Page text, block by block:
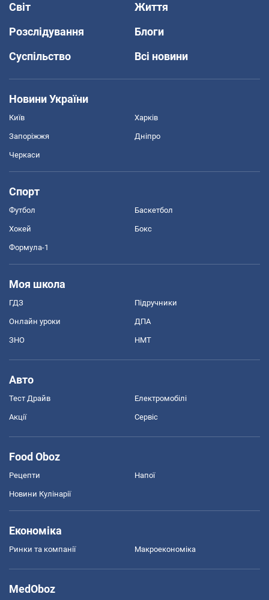
Світ
Життя
Розслідування
Блоги
Суспільство
Всі новини
Новини України
Київ Харків
Запоріжжя Дніпро
Черкаси
Спорт
Футбол Баскетбол
Хокей Бокс
Формула-1
Моя школа
ГДЗ Підручники
Онлайн уроки ДПА
ЗНО НМТ
Авто
Тест Драйв Електромобілі
Акції Сервіс
Food Oboz
Рецепти Напої
Новини Кулінарії
Економіка
Ринки та компанії Макроекономіка
MedOboz